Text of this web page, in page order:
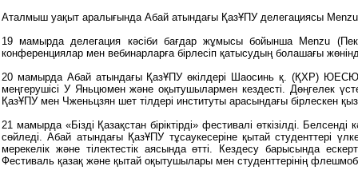
Аталмыш уақыт аралығында Абай атындағы ҚазҰПУ делегациясы
19 мамырда делегация кәсіби бағдар жұмысы бойынша Мenzu
конференциялар мен вебинарларға бірлесіп қатысудың болашағы
20 мамырда Абай атындағы ҚазҰПУ өкілдері Шаосинь қ. (ҚХР) ЮЕСЮ
меңгерушісі У Яньцюмен және оқытушылармен кездесті. Дөңгелек
ҚазҰПУ мен Чженьцзян шет тілдері институты арасындағы бірлескен
21 мамырда «Бізді Қазақстан біріктірді» фестивалі өткізілді.
сөйледі. Абай атындағы ҚазҰПУ тұсаукесеріне қытай студенттері
мерекелік және тілектестік аясында өтті. Кездесу барысында
Фестиваль қазақ және қытай оқытушылары мен студенттерінің